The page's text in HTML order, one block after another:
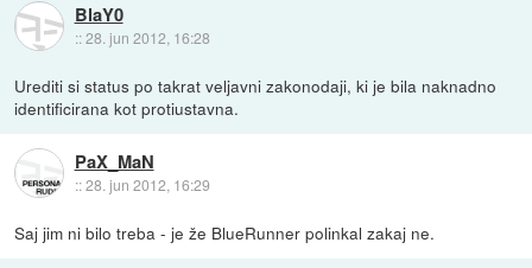
BlaY0
::28. jun 2012, 16:28
Urediti si status po takrat veljavni zakonodaji, ki je bila naknadno
identificirana kot protiustavna.
PaX_MaN
::28. jun 2012, 16:29
Saj jim ni bilo treba - je že BlueRunner polinkal zakaj ne.